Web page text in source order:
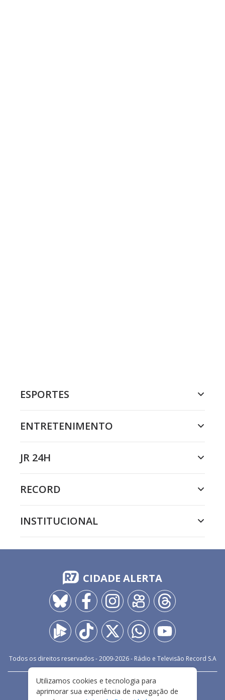
ESPORTES
ENTRETENIMENTO
JR 24H
RECORD
INSTITUCIONAL
CIDADE ALERTA
Todos os direitos reservados - 2009-2026- Rádio e Televisão Record S.A
FALE CONOSCO
PRIVACIDADE
Utilizamos cookies e tecnologia para
aprimorar sua experiência de navegação de